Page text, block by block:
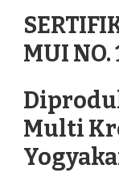
MUI NO.
Multi